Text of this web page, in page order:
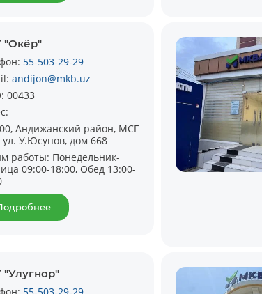
"Окёр"
55-503-29-29
andijon@mkb.uz
00433
Андижанский район, МСГ
ул. У.Юсупов, дом 668
работы: Понедельник-
09:00-18:00, Обед 13:00-